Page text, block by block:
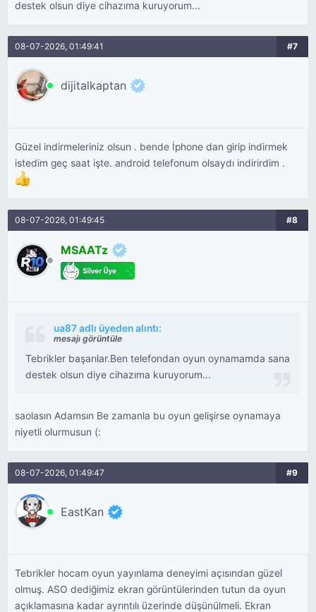
destek olsun diye cihazıma kuruyorum...
08-07-2026, 01:49:41 #7
dijitalkaptan
Güzel indirmeleriniz olsun . bende İphone dan girip indirmek
istedim geç saat işte. android telefonum olsaydı indirirdim .
08-07-2026, 01:49:45 #8
MSAATz
ua87 adlı üyeden alıntı:
mesajı görüntüle
Tebrikler başarılar.Ben telefondan oyun oynamamda sana
destek olsun diye cihazıma kuruyorum...
saolasın Adamsın Be zamanla bu oyun gelişirse oynamaya
niyetli olurmusun (:
08-07-2026, 01:49:47 #9
EastKan
Tebrikler hocam oyun yayınlama deneyimi açısından güzel
olmuş. ASO dediğimiz ekran görüntülerinden tutun da oyun
açıklamasına kadar ayrıntılı üzerinde düşünülmeli. Ekran